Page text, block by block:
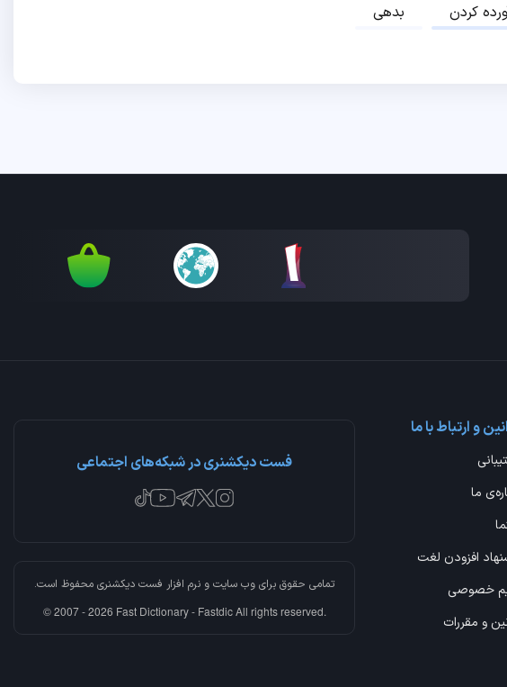
بدهی
کردن
و ارتباط با ما
ما
افزودن لغت
خصوصی
و مقررات
فست دیکشنری در شبکه‌های اجتماعی
تمامی حقوق برای وب سایت و نرم افزار فست دیکشنریمحفوظ است.
© 2007 - 2026 Fast Dictionary - Fastdic All rights reserved.